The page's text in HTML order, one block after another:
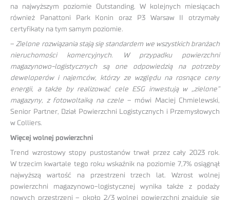
na najwyższym poziomie Outstanding. W kolejnych miesiącach
również Panattoni Park Konin oraz P3 Warsaw II otrzymały
certyfikaty na tym samym poziomie.
– Zielone rozwiązania stają się standardem we wszystkich branżach
nieruchomości komercyjnych. W przypadku powierzchni
magazynowo-logistycznych są one odpowiedzią na potrzeby
deweloperów i najemców, którzy ze względu na rosnące ceny
energii, a także by realizować cele ESG inwestują w „zielone”
magazyny, z fotowoltaiką na czele – mówi Maciej Chmielewski,
Senior Partner, Dział Powierzchni Logistycznych i Przemysłowych
w Colliers.
Więcej wolnej powierzchni
Trend wzrostowy stopy pustostanów trwał przez cały 2023 rok.
W trzecim kwartale tego roku wskaźnik na poziomie 7,7% osiągnął
najwyższą wartość na przestrzeni trzech lat. Wzrost wolnej
powierzchni magazynowo-logistycznej wynika także z podaży
nowych przestrzeni – około 2/3 wolnej powierzchni znajduje się